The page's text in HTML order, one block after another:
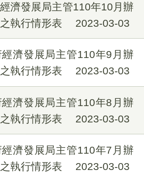
濟發展局主管110年10月辦
執行情形表
2023-03-03
濟發展局主管110年9月辦
執行情形表
2023-03-03
濟發展局主管110年8月辦
執行情形表
2023-03-03
濟發展局主管110年7月辦
執行情形表
2023-03-03